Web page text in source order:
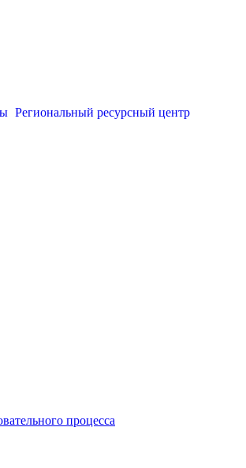
Региональный ресурсный центр
процесса